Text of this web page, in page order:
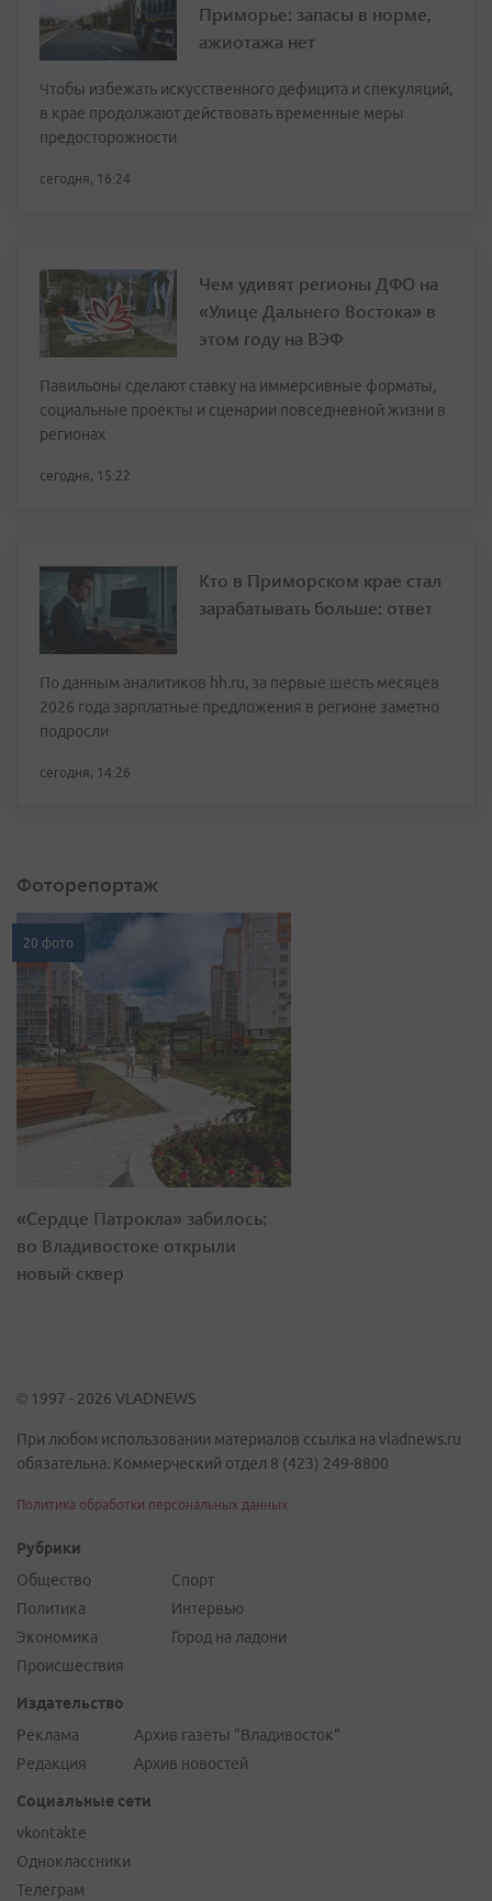
Приморье: запасы в норме,
ажиотажа нет
Чтобы избежать искусственного дефицита и спекуляций,
в крае продолжают действовать временные меры
предосторожности
сегодня, 16:24
Чем удивят регионы ДФО на
«Улице Дальнего Востока» в
этом году на ВЭФ
Павильоны сделают ставку на иммерсивные форматы,
социальные проекты и сценарии повседневной жизни в
регионах
сегодня, 15:22
Кто в Приморском крае стал
зарабатывать больше: ответ
По данным аналитиков hh.ru, за первые шесть месяцев
2026 года зарплатные предложения в регионе заметно
подросли
сегодня, 14:26
Фоторепортаж
20 фото
«Сердце Патрокла» забилось:
во Владивостоке открыли
новый сквер
© 1997 - 2026 VLADNEWS
При любом использовании материалов ссылка на vladnews.ru
обязательна. Коммерческий отдел 8 (423) 249-8800
Политика обработки персональных данных
Рубрики
Общество
Политика
Экономика
Происшествия
Спорт
Интервью
Город на ладони
Издательство
Реклама
Редакция
Архив газеты "Владивосток"
Архив новостей
Социальные сети
vkontakte
Одноклассники
Телеграм